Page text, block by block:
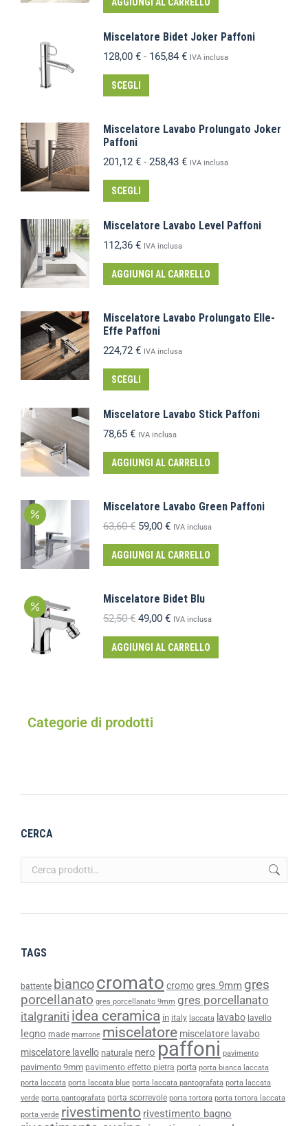
Miscelatore Bidet Joker Paffoni
128,00 € - 165,84 € IVA inclusa
SCEGLI
Miscelatore Lavabo Prolungato Joker
Paffoni
201,12 € - 258,43 € IVA inclusa
SCEGLI
Miscelatore Lavabo Level Paffoni
112,36 € IVA inclusa
AGGIUNGI AL CARRELLO
Miscelatore Lavabo Prolungato Elle-
Effe Paffoni
224,72 € IVA inclusa
SCEGLI
Miscelatore Lavabo Stick Paffoni
78,65 € IVA inclusa
AGGIUNGI AL CARRELLO
Miscelatore Lavabo Green Paffoni
63,60€ 59,00 € IVA inclusa
AGGIUNGI AL CARRELLO
Miscelatore Bidet Blu
52,50€ 49,00 € IVA inclusa
AGGIUNGI AL CARRELLO
Categorie di prodotti
CERCA
TAGS
battente biancocromato cromogres 9mm gres
porcellanato gres porcellanato 9mm gres porcellanato
italgraniti idea ceramica in italy laccata lavabo lavello
legno made marrone miscelatore miscelatore lavabo
miscelatore lavello naturale nero paffoni pavimento
pavimento 9mm pavimento effetto pietra porta porta bianca laccata
porta laccata porta laccata blue porta laccata pantografata porta laccata
verde porta pantografata porta scorrevole porta tortora porta tortora laccata
porta verde rivestimento rivestimento bagno